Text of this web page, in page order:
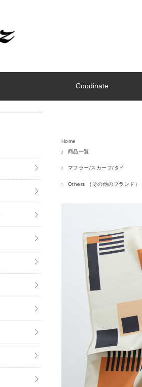
Coodinate
Home
商品一覧
マフラー/スカーフ/タイ
Others （その他のブランド）